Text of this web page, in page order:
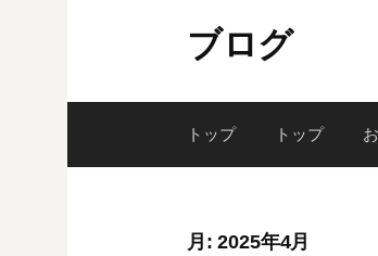
ン
ブログ
トップ トップ
月:2025年4月